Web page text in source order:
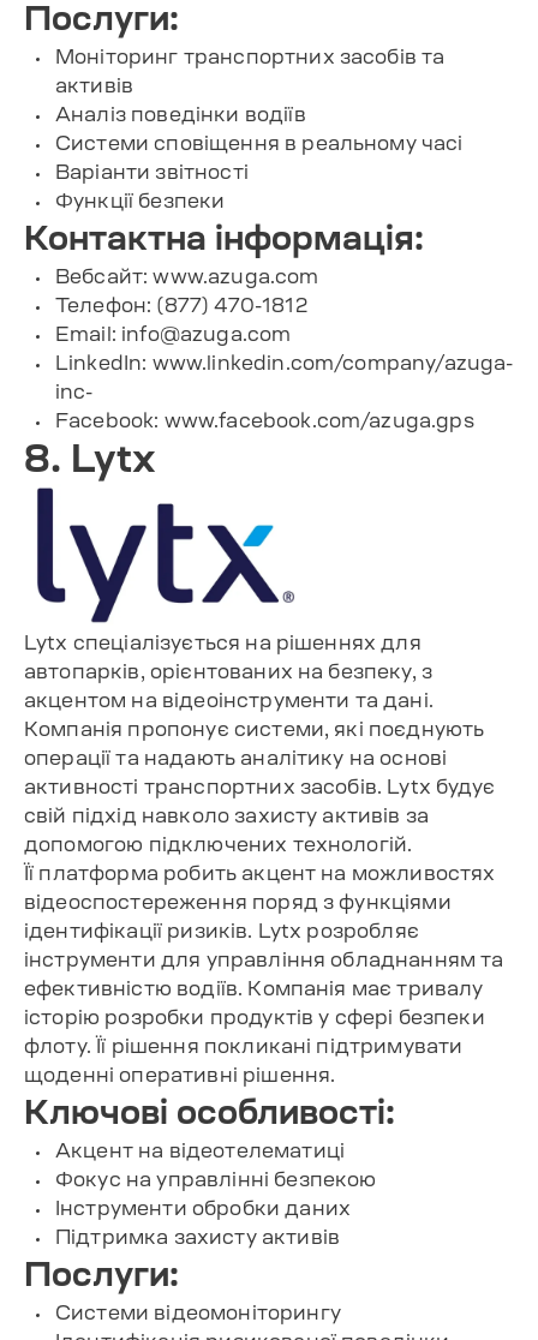
Послуги:
Моніторинг транспортних засобів та
активів
Аналіз поведінки водіїв
Системи сповіщення в реальному часі
Варіанти звітності
Функції безпеки
Контактна інформація:
Вебсайт: www.azuga.com
Телефон: (877) 470-1812
Email: info@azuga.com
LinkedIn: www.linkedin.com/company/azuga-
inc-
Facebook: www.facebook.com/azuga.gps
8. Lytx
Lytx спеціалізується на рішеннях для
автопарків, орієнтованих на безпеку, з
акцентом на відеоінструменти та дані.
Компанія пропонує системи, які поєднують
операції та надають аналітику на основі
активності транспортних засобів. Lytx будує
свій підхід навколо захисту активів за
допомогою підключених технологій.
Її платформа робить акцент на можливостях
відеоспостереження поряд з функціями
ідентифікації ризиків. Lytx розробляє
інструменти для управління обладнанням та
ефективністю водіїв. Компанія має тривалу
історію розробки продуктів у сфері безпеки
флоту. Її рішення покликані підтримувати
щоденні оперативні рішення.
Ключові особливості:
Акцент на відеотелематиці
Фокус на управлінні безпекою
Інструменти обробки даних
Підтримка захисту активів
Послуги:
Системи відеомоніторингу